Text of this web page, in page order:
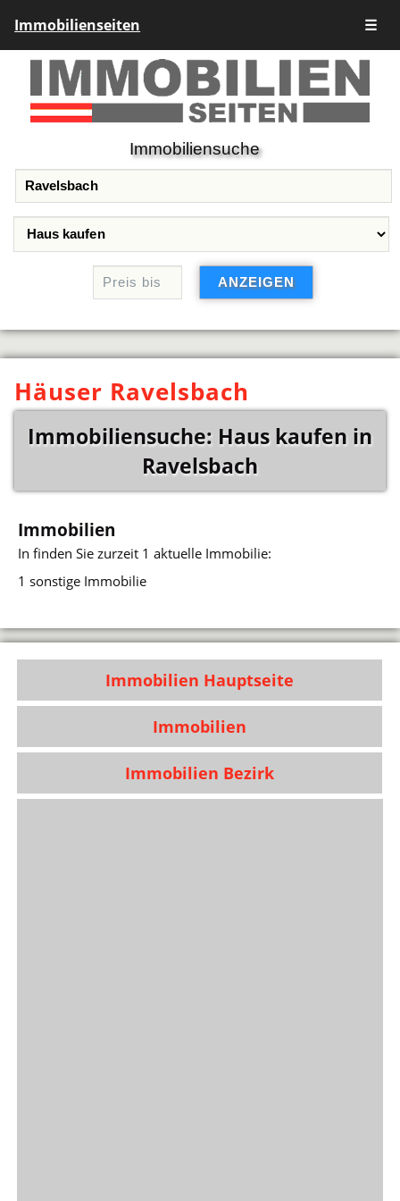
Immobilienseiten ☰
Immobiliensuche
Häuser Ravelsbach
Immobiliensuche: Haus kaufen in
Ravelsbach
Immobilien
Infinden Sie zurzeit 1 aktuelle Immobilie:
1 sonstige Immobilie
Immobilien Hauptseite
Immobilien
Immobilien Bezirk